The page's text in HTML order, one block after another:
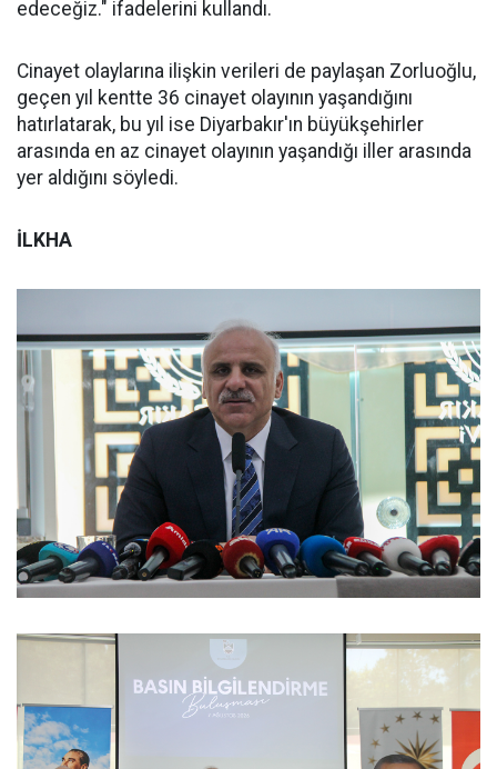
edeceğiz." ifadelerini kullandı.
Cinayet olaylarına ilişkin verileri de paylaşan Zorluoğlu,
geçen yıl kentte 36 cinayet olayının yaşandığını
hatırlatarak, bu yıl ise Diyarbakır'ın büyükşehirler
arasında en az cinayet olayının yaşandığı iller arasında
yer aldığını söyledi.
İLKHA